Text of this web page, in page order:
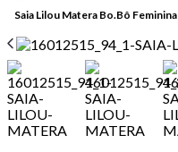
Saia Lilou Matera Bo.Bô Feminina